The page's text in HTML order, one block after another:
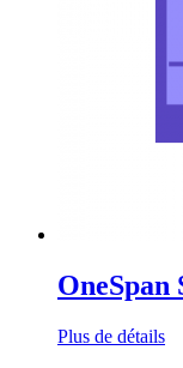
OneSpan
Plus de détails